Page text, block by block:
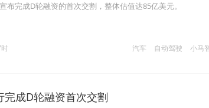
完成D轮融资的首次交割，整体估值达85亿美元。
汽车 自动驾驶 小马
成D轮融资首次交割